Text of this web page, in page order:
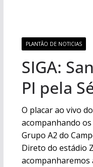
PLANTÃO DE NOTICIAS
SIGA:
PI pela
O placar ao vivo
acompanhando
Grupo A2 do
Direto do estádio
acompanharemos